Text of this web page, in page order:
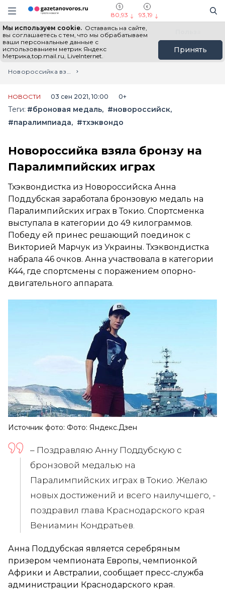
Информационный портал "ГазетаНоворос.ру"
Навигация сайта
80,93 93,19
Мы используем cookie. Оставаясь на сайте,
вы соглашаетесь с тем, что мы обрабатываем
ваши персональные данные с
использованием метрик Яндекс
Метрика,top.mail.ru, LiveInternet.
Принять
Все новости Новости России
Главная
Лента новостей
Новороссийка взяла бронзу на Паралимпийских играх
НОВОСТИ 03 сен 2021, 10:00 0+
Теги: #броновая медаль
#новороссийск
#паралимпиада
#тхэквондо
Новороссийка взяла бронзу на
Паралимпийских играх
Тхэквондистка из Новороссийска Анна
Поддубская заработала бронзовую медаль на
Паралимпийских играх в Токио. Спортсменка
выступала в категории до 49 килограммов.
Победу ей принес решающий поединок с
Викторией Марчук из Украины. Тхэквондистка
набрала 46 очков. Анна участвовала в категории
K44, где спортсмены с поражением опорно-
двигательного аппарата.
Источник фото: Фото: Яндекс.Дзен
– Поздравляю Анну Поддубскую с
бронзовой медалью на
Паралимпийских играх в Токио. Желаю
новых достижений и всего наилучшего, -
поздравил глава Краснодарского края
Вениамин Кондратьев.
Анна Поддубская является серебряным
призером чемпионата Европы, чемпионкой
Африки и Австралии, сообщает пресс-служба
администрации Краснодарского края.